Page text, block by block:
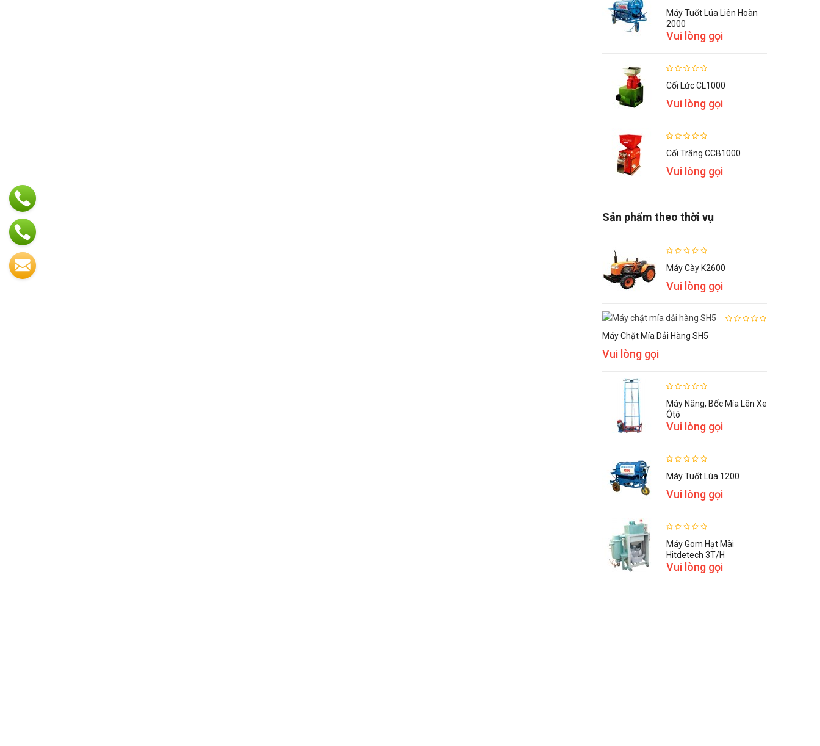
Máy Tuốt Lúa Liên Hoàn
2000
Vui lòng gọi
Cối Lức CL1000
Vui lòng gọi
Cối Trắng CCB1000
Vui lòng gọi
Sản phẩm theo thời vụ
Máy Cày K2600
Vui lòng gọi
Máy Chặt Mía Dải Hàng SH5
Vui lòng gọi
Máy Nâng, Bốc Mía Lên Xe
Ôtô
Vui lòng gọi
Máy Tuốt Lúa 1200
Vui lòng gọi
Máy Gom Hạt Mài
Hitdetech 3T/h
Vui lòng gọi